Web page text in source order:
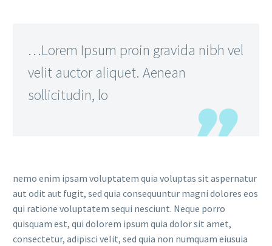
…Lorem Ipsum proin gravida nibh vel
velit auctor aliquet. Aenean
sollicitudin, lo
nemo enim ipsam voluptatem quia voluptas sit aspernatur
aut odit aut fugit, sed quia consequuntur magni dolores eos
qui ratione voluptatem sequi nesciunt. Neque porro
quisquam est, qui dolorem ipsum quia dolor sit amet,
consectetur, adipisci velit, sed quia non numquam eiusuia